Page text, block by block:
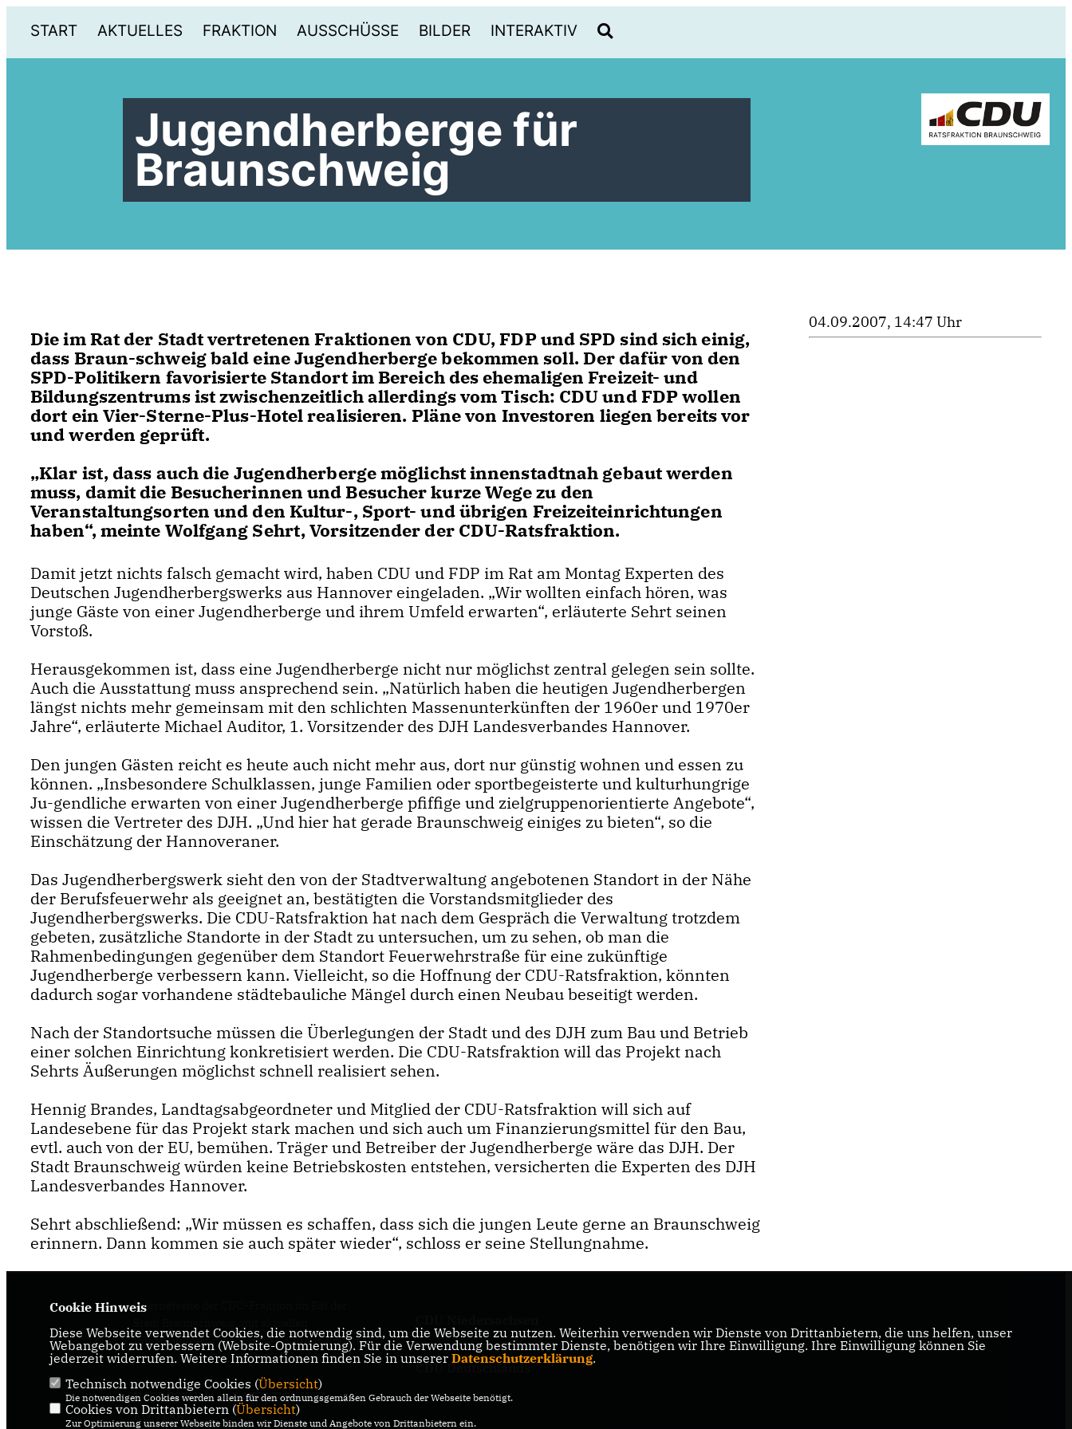
START AKTUELLES FRAKTION AUSSCHÜSSE BILDER INTERAKTIV
Jugendherberge für
Braunschweig
Die im Rat der Stadt vertretenen Fraktionen von CDU, FDP und SPD sind sich einig,
dass Braun-schweig bald eine Jugendherberge bekommen soll. Der dafür von den
SPD-Politikern favorisierte Standort im Bereich des ehemaligen Freizeit- und
Bildungszentrums ist zwischenzeitlich allerdings vom Tisch: CDU und FDP wollen
dort ein Vier-Sterne-Plus-Hotel realisieren. Pläne von Investoren liegen bereits vor
und werden geprüft.
Klar ist, dass auch die Jugendherberge möglichst innenstadtnah gebaut werden
muss, damit die Besucherinnen und Besucher kurze Wege zu den
Veranstaltungsorten und den Kultur-, Sport- und übrigen Freizeiteinrichtungen
haben“, meinte Wolfgang Sehrt, Vorsitzender der CDU-Ratsfraktion.
Damit jetzt nichts falsch gemacht wird, haben CDU und FDP im Rat am Montag Experten des
Deutschen Jugendherbergswerks aus Hannover eingeladen. „Wir wollten einfach hören, was
junge Gäste von einer Jugendherberge und ihrem Umfeld erwarten“, erläuterte Sehrt seinen
Vorstoß.
Herausgekommen ist, dass eine Jugendherberge nicht nur möglichst zentral gelegen sein sollte.
Auch die Ausstattung muss ansprechend sein. „Natürlich haben die heutigen Jugendherbergen
längst nichts mehr gemeinsam mit den schlichten Massenunterkünften der 1960er und 1970er
Jahre“, erläuterte Michael Auditor, 1. Vorsitzender des DJH Landesverbandes Hannover.
Den jungen Gästen reicht es heute auch nicht mehr aus, dort nur günstig wohnen und essen zu
können. „Insbesondere Schulklassen, junge Familien oder sportbegeisterte und kulturhungrige
Ju-gendliche erwarten von einer Jugendherberge pfiffige und zielgruppenorientierte Angebote“,
wissen die Vertreter des DJH. „Und hier hat gerade Braunschweig einiges zu bieten“, so die
Einschätzung der Hannoveraner.
Das Jugendherbergswerk sieht den von der Stadtverwaltung angebotenen Standort in der Nähe
der Berufsfeuerwehr als geeignet an, bestätigten die Vorstandsmitglieder des
Jugendherbergswerks. Die CDU-Ratsfraktion hat nach dem Gespräch die Verwaltung trotzdem
gebeten, zusätzliche Standorte in der Stadt zu untersuchen, um zu sehen, ob man die
Rahmenbedingungen gegenüber dem Standort Feuerwehrstraße für eine zukünftige
Jugendherberge verbessern kann. Vielleicht, so die Hoffnung der CDU-Ratsfraktion, könnten
dadurch sogar vorhandene städtebauliche Mängel durch einen Neubau beseitigt werden.
Nach der Standortsuche müssen die Überlegungen der Stadt und des DJH zum Bau und Betrieb
einer solchen Einrichtung konkretisiert werden. Die CDU-Ratsfraktion will das Projekt nach
Sehrts Äußerungen möglichst schnell realisiert sehen.
Hennig Brandes, Landtagsabgeordneter und Mitglied der CDU-Ratsfraktion will sich auf
Landesebene für das Projekt stark machen und sich auch um Finanzierungsmittel für den Bau,
evtl. auch von der EU, bemühen. Träger und Betreiber der Jugendherberge wäre das DJH. Der
Stadt Braunschweig würden keine Betriebskosten entstehen, versicherten die Experten des DJH
Landesverbandes Hannover.
Sehrt abschließend: „Wir müssen es schaffen, dass sich die jungen Leute gerne an Braunschweig
erinnern. Dann kommen sie auch später wieder“, schloss er seine Stellungnahme.
04.09.2007, 14:47 Uhr
Internetseite der CDU-Fraktion im Rat der
Informationen rund um die Kommunalpolitik
in der zweitgrößten Stadt Niedersachsens.
IMPRESSUM
DATENSCHUTZ
KONTAKT
CDU Deutschlands
Cookie Hinweis
Diese Webseite verwendet Cookies, die notwendig sind, um die Webseite zu nutzen. Weiterhin verwenden wir Dienste von Drittanbietern, die uns helfen, unser
Webangebot zu verbessern (Website-Optmierung). Für die Verwendung bestimmter Dienste, benötigen wir Ihre Einwilligung. Ihre Einwilligung können Sie
jederzeit widerrufen. Weitere Informationen finden Sie in unserer Datenschutzerklärung.
Technisch notwendige Cookies (Übersicht)
Die notwendigen Cookies werden allein für den ordnungsgemäßen Gebrauch der Webseite benötigt.
Cookies von Drittanbietern (Übersicht)
Zur Optimierung unserer Webseite binden wir Dienste und Angebote von Drittanbietern ein.